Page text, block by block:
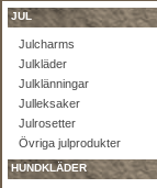
JUL
Julcharms
Julkläder
Julklänningar
Julleksaker
Julrosetter
Övriga julprodukter
HUNDKLÄDER